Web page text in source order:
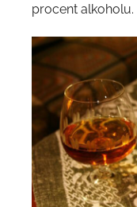
procent alkoholu.